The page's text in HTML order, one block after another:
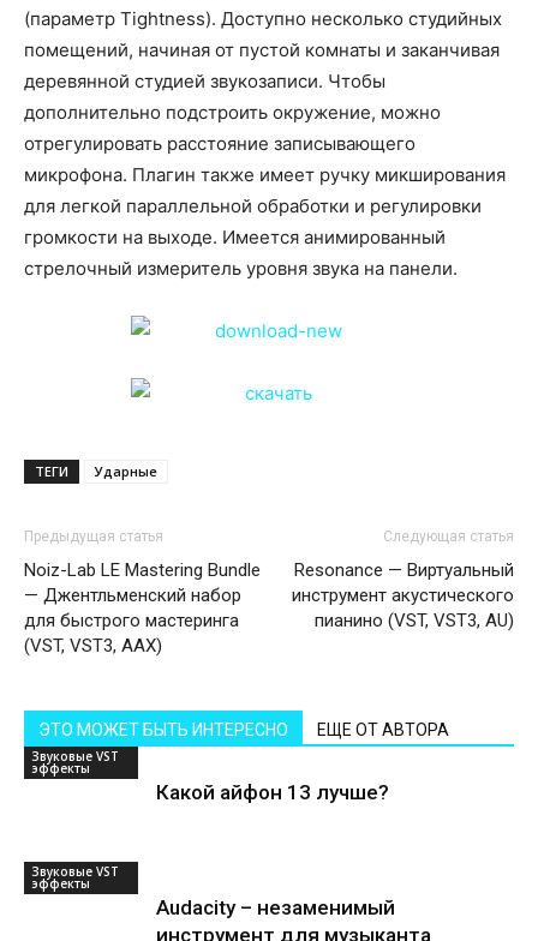
(параметр Tightness). Доступно несколько студийных
помещений, начиная от пустой комнаты и заканчивая
деревянной студией звукозаписи. Чтобы
дополнительно подстроить окружение, можно
отрегулировать расстояние записывающего
микрофона. Плагин также имеет ручку микширования
для легкой параллельной обработки и регулировки
громкости на выходе. Имеется анимированный
стрелочный измеритель уровня звука на панели.
ТЕГИ Ударные
Предыдущая статья
Noiz-Lab LE Mastering Bundle
— Джентльменский набор
для быстрого мастеринга
(VST, VST3, AAX)
Следующая статья
Resonance — Виртуальный
инструмент акустического
пианино (VST, VST3, AU)
ЭТО МОЖЕТ БЫТЬ ИНТЕРЕСНО ЕЩЕ ОТ АВТОРА
Звуковые VST
эффекты
Какой айфон 13 лучше?
Звуковые VST
эффекты
Audacity – незаменимый
инструмент для музыканта